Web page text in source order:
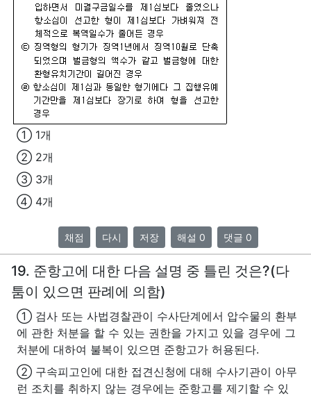
① 1개
② 2개
③ 3개
④ 4개
채점 다시 저장 해설 0 댓글 0
19. 준항고에 대한 다음 설명 중 틀린 것은?(다
툼이 있으면 판례에 의함)
① 검사 또는 사법경찰관이 수사단계에서 압수물의 환부
에 관한 처분을 할 수 있는 권한을 가지고 있을 경우에 그
처분에 대하여 불복이 있으면 준항고가 허용된다.
② 구속피고인에 대한 접견신청에 대해 수사기관이 아무
런 조치를 취하지 않는 경우에는 준항고를 제기할 수 있